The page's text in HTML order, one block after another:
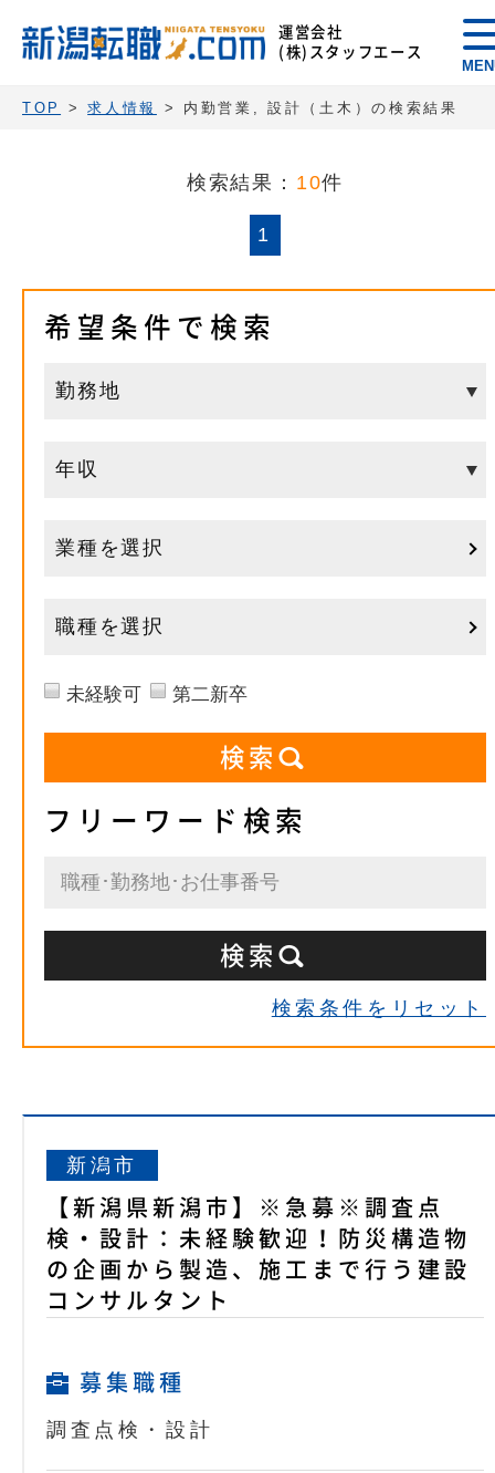
運営会社
(株)スタッフエース
TOP >求人情報 > 内勤営業, 設計（土木）の検索結果
検索結果： 10件
1
希望条件で検索
業種を選択
職種を選択
未経験可 第二新卒
フリーワード検索
検索条件をリセット
新潟市
【新潟県新潟市】※急募※調査点
検・設計：未経験歓迎！防災構造物
の企画から製造、施工まで行う建設
コンサルタント
募集職種
調査点検・設計